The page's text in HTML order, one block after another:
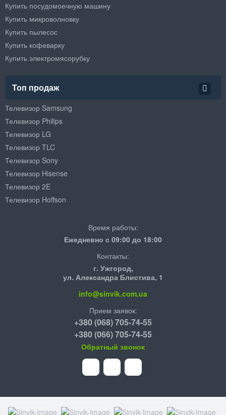
Купить посудомоечную машину
Купить микроволновку
Купить пылесос
Купить кофеварку
Купить электромясорубку
Топ продаж
Телевизор Samsung
Телевизор Philips
Телевизор LG
Телевизор TLC
Телевизор Sony
Телевизор Hisense
Телевизор 2E
Телевизор Hoffson
Время работы:
Ежедневно с 09:00 до 18:00
Контакты:
г. Ужгород,
ул. Александра Блистива, 1
info@sinvik.com.ua
Прием заявок:
+380 (068) 705-74-55
+380 (066) 705-74-55
Обратный звонок